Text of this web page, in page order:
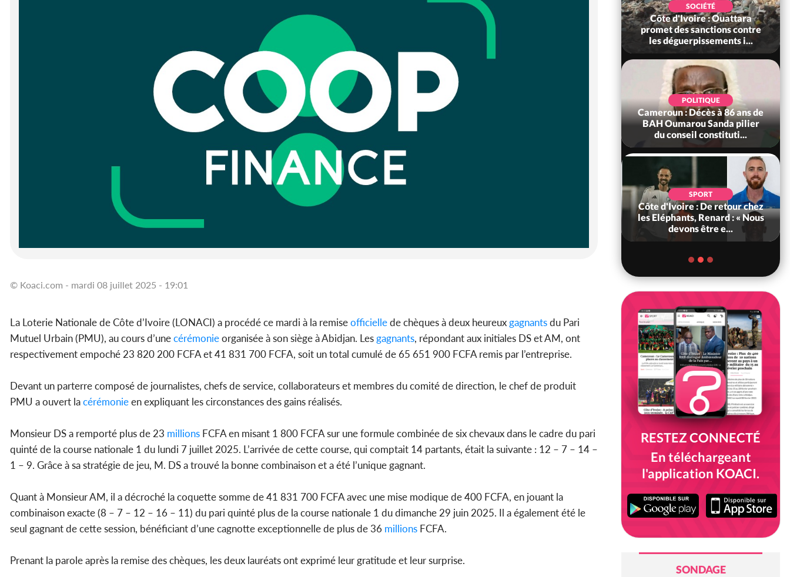
© Koaci.com - mardi 08 juillet 2025 - 19:01
La Loterie Nationale de Côte d’Ivoire (LONACI) a procédé ce mardi à la remiseofficiellede chèques à deux heureuxgagnantsdu Pari
Mutuel Urbain (PMU), au cours d’unecérémonieorganisée à son siège à Abidjan. Lesgagnants, répondant aux initiales DS et AM, ont
respectivement empoché 23 820 200 FCFA et 41 831 700 FCFA, soit un total cumulé de 65 651 900 FCFA remis par l’entreprise.
Devant un parterre composé de journalistes, chefs de service, collaborateurs et membres du comité de direction, le chef de produit
PMU a ouvert lacérémonieen expliquant les circonstances des gains réalisés.
Monsieur DS a remporté plus de 23 millions FCFA en misant 1 800 FCFA sur une formule combinée de six chevaux dans le cadre du pari
quinté de la course nationale 1 du lundi 7 juillet 2025. L’arrivée de cette course, qui comptait 14 partants, était la suivante : 12 – 7 – 14 –
1 – 9. Grâce à sa stratégie de jeu, M. DS a trouvé la bonne combinaison et a été l’unique gagnant.
Quant à Monsieur AM, il a décroché la coquette somme de 41 831 700 FCFA avec une mise modique de 400 FCFA, en jouant la
combinaison exacte (8 – 7 – 12 – 16 – 11) du pari quinté plus de la course nationale 1 du dimanche 29 juin 2025. Il a également été le
seul gagnant de cette session, bénéficiant d’une cagnotte exceptionnelle de plus de 36 millions FCFA.
Prenant la parole après la remise des chèques, les deux lauréats ont exprimé leur gratitude et leur surprise.
Côte d'Ivoire : Après le pari
réussi du 66e anniversaire,
SOCIÉTÉ
Côte d'Ivoire : Ouattara
promet des sanctions contre
les déguerpissements i...
POLITIQUE
Cameroun : Décès à 86 ans de
BAH Oumarou Sanda pilier
du conseil constituti...
SPORT
Côte d'Ivoire : De retour chez
les Eléphants, Renard : « Nous
devons être e...
RESTEZ CONNECTÉ
En téléchargeant
l'application KOACI.
SONDAGE